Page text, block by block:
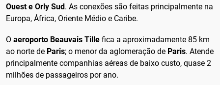
Ouest e Orly Sud. As conexões são feitas principalmente na
Europa, África, Oriente Médio e Caribe.
O aeroporto Beauvais Tille fica a aproximadamente 85 km
ao norte de Paris; o menor da aglomeração de Paris. Atende
principalmente companhias aéreas de baixo custo, quase 2
milhões de passageiros por ano.